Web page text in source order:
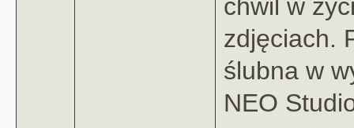
chwil w
zdjęciach.
ślubna w
NEO